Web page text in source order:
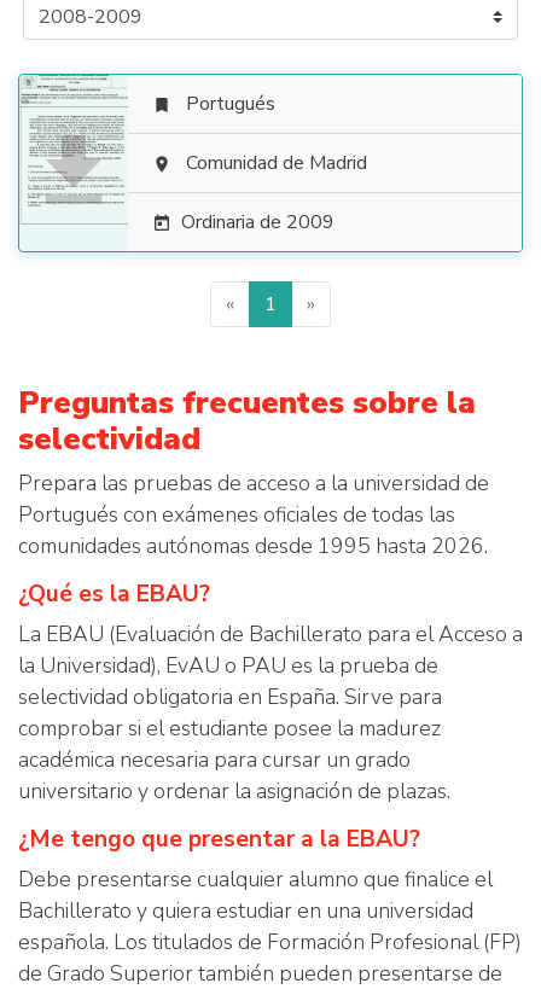

 Portugués
 Comunidad de Madrid
 Ordinaria de 2009
« 1 »
Preguntas frecuentes sobre la
selectividad
Prepara las pruebas de acceso a la universidad de
Portugués con exámenes oficiales de todas las
comunidades autónomas desde 1995 hasta 2026.
¿Qué es la EBAU?
La EBAU (Evaluación de Bachillerato para el Acceso a
la Universidad), EvAU o PAU es la prueba de
selectividad obligatoria en España. Sirve para
comprobar si el estudiante posee la madurez
académica necesaria para cursar un grado
universitario y ordenar la asignación de plazas.
¿Me tengo que presentar a la EBAU?
Debe presentarse cualquier alumno que finalice el
Bachillerato y quiera estudiar en una universidad
española. Los titulados de Formación Profesional (FP)
de Grado Superior también pueden presentarse de